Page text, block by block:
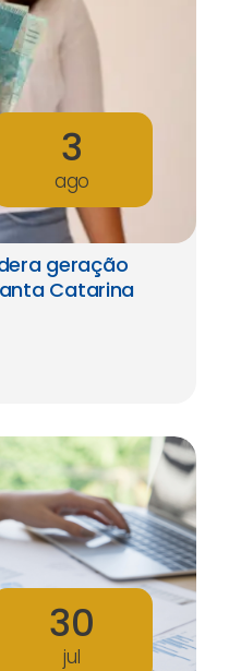
3
ago
geração
Catarina
30
jul